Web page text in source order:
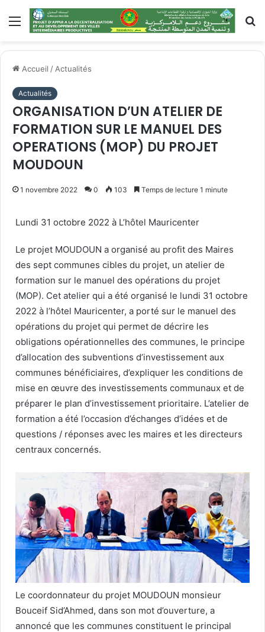
Accueil / Actualités
Actualités
ORGANISATION D’UN ATELIER DE
FORMATION SUR LE MANUEL DES
OPERATIONS (MOP) DU PROJET
MOUDOUN
1 novembre 2022 0 103 Temps de lecture 1 minute
Lundi 31 octobre 2022 à L’hôtel Mauricenter
Le projet MOUDOUN a organisé au profit des Maires
des sept communes cibles du projet, un atelier de
formation sur le manuel des opérations du projet
(MOP). Cet atelier qui a été organisé le lundi 31 octobre
2022 à l’hôtel Mauricenter, a porté sur le manuel des
opérations du projet qui permet de décrire les
obligations opérationnelles des communes, le principe
d’allocation des subventions d’investissement aux
communes bénéficiaires, d’expliquer les conditions de
mise en œuvre des investissements communaux et de
préparer le plan d’investissement prioritaire. L’atelier de
formation a été l’occasion d’échanges d’idées et de
questions / réponses avec les maires et les directeurs
centraux concernés.
Le coordonnateur du projet MOUDOUN monsieur
Bouceif Sid’Ahmed, dans son mot d’ouverture, a
annoncé que les communes constituent le principal